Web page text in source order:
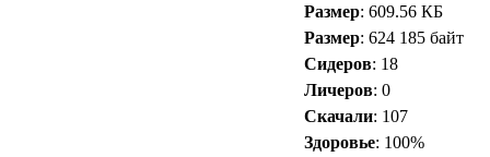
Размер: 609.56 КБ
Размер: 624 185 байт
Сидеров: 18
Личеров: 0
Скачали: 107
Здоровье: 100%